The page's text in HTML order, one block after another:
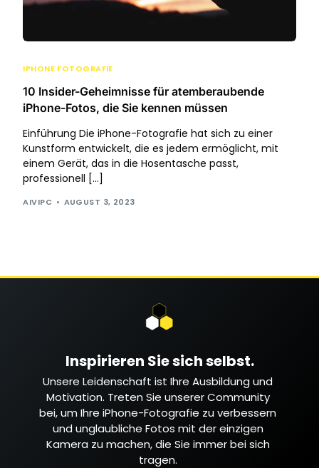
IPHONE FOTOGRAFIE
10 Insider-Geheimnisse für atemberaubende
iPhone-Fotos, die Sie kennen müssen
Einführung Die iPhone-Fotografie hat sich zu einer
Kunstform entwickelt, die es jedem ermöglicht, mit
einem Gerät, das in die Hosentasche passt,
professionell […]
AIVIPC AUGUST 3, 2023
Inspirieren Sie sich selbst.
Unsere Leidenschaft ist Ihre Ausbildung und
Motivation. Treten Sie unserer Community
bei, um Ihre iPhone-Fotografie zu verbessern
und unglaubliche Fotos mit der einzigen
Kamera zu machen, die Sie immer bei sich
tragen.